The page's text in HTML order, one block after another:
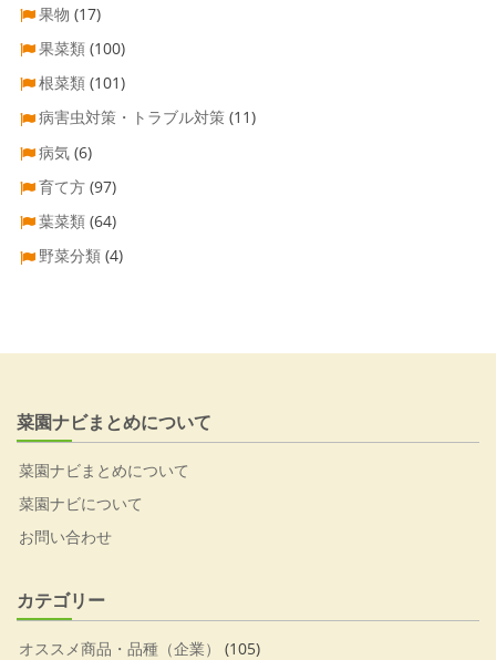
果物 (17)
果菜類 (100)
根菜類 (101)
病害虫対策・トラブル対策 (11)
病気 (6)
育て方 (97)
葉菜類 (64)
野菜分類 (4)
菜園ナビまとめについて
菜園ナビまとめについて
菜園ナビについて
お問い合わせ
カテゴリー
オススメ商品・品種（企業）
(105)